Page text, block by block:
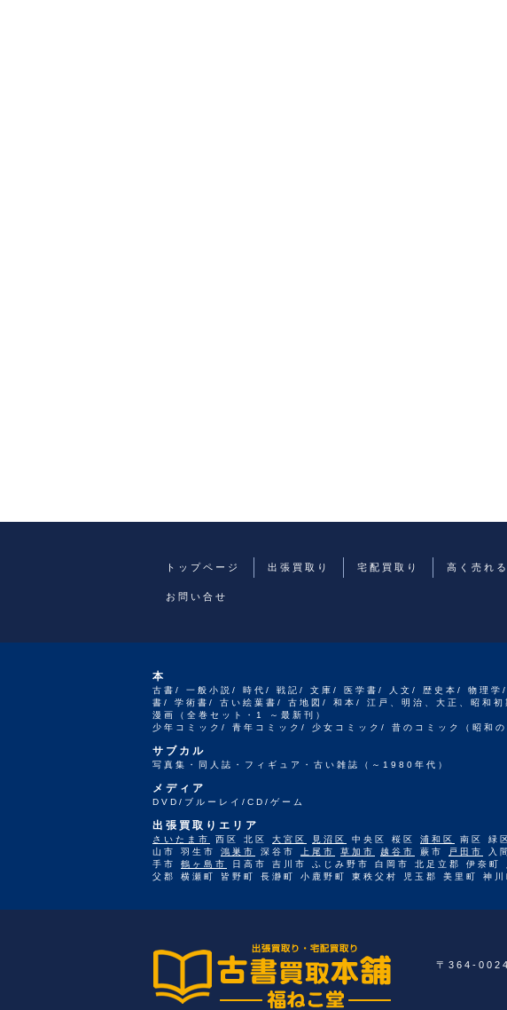
トップページ 出張買取り 宅配買取り 高く売れ
お問い合せ
本
古書/ 一般小説/ 時代/ 戦記/ 文庫/ 医学書/ 人文/ 歴史本/ 物理
書/ 学術書/ 古い絵葉書/ 古地図/ 和本/ 江戸、明治、大正、昭和
漫画（全巻セット・1 ～最新刊）
少年コミック/ 青年コミック/ 少女コミック/ 昔のコミック（昭和の
サブカル
写真集・同人誌・フィギュア・古い雑誌（～1980年代）
メディア
DVD/ブルーレイ/CD/ゲーム
出張買取りエリア
さいたま市 西区 北区 大宮区 見沼区 中央区 桜区 浦和区 南区 緑
山市 羽生市 鴻巣市 深谷市 上尾市 草加市 越谷市 蕨市 戸田市 入
手市 鶴ヶ島市
日高市 吉川市 ふじみ野市 白岡市 北足立郡 伊奈
父郡 横瀬町 皆野町 長瀞町 小鹿野町 東秩父村 児玉郡 美里町 神
〒364-